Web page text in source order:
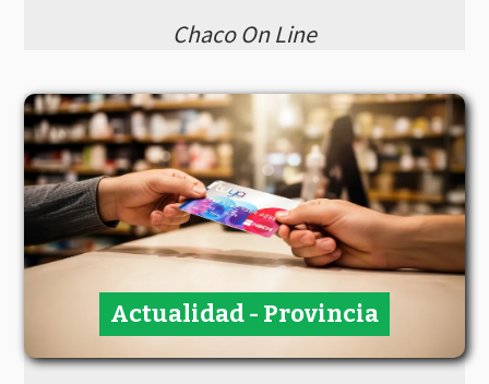
Chaco On Line
Actualidad - Provincia